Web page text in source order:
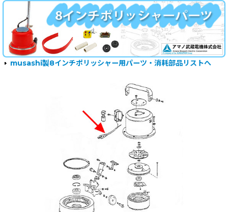
musashi製8インチポリッシャー用パーツ・消耗部品リストへ